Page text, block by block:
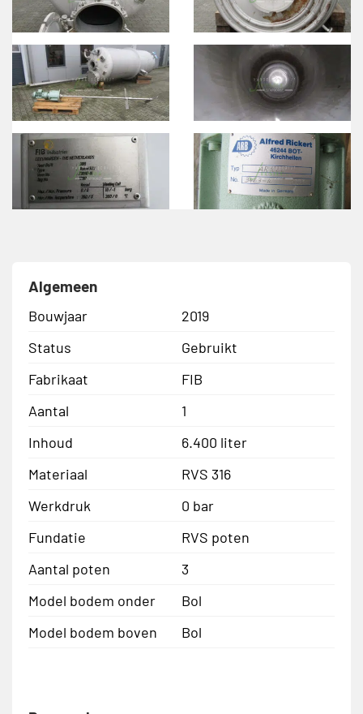
Algemeen
Bouwjaar
2019
Status
Gebruikt
Fabrikaat
FIB
Aantal
1
Inhoud
6.400 liter
Materiaal
RVS 316
Werkdruk
0 bar
Fundatie
RVS poten
Aantal poten
3
Model bodem onder
Bol
Model bodem boven
Bol